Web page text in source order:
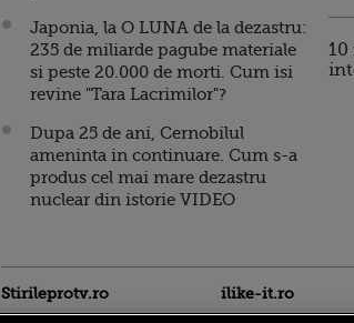
Japonia, la O LUNA de la dezastru:
235 de miliarde pagube materiale
si peste 20.000 de morti. Cum isi
revine "Tara Lacrimilor"?
Dupa 25 de ani, Cernobilul
ameninta in continuare. Cum s-a
produs cel mai mare dezastru
nuclear din istorie VIDEO
Stirileprotv.ro ilike-it.ro